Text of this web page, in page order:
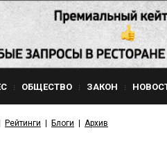
ОБЩЕСТВО ЗАКОН
Рейтинги Блоги Архив